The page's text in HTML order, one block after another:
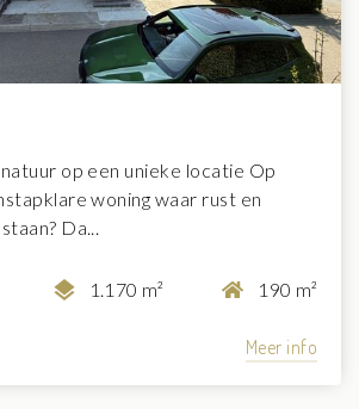
op een unieke locatie Op
woning waar rust en
Da...
1.170 m² 190 m²
Meer info